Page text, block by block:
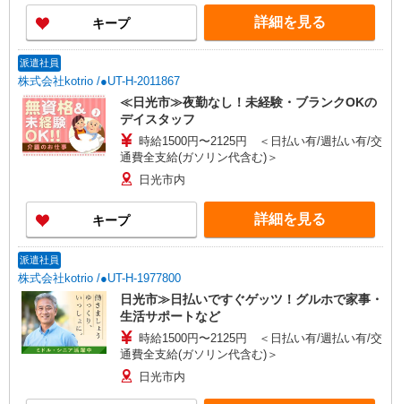
キープ 詳細を見る
派遣社員
株式会社kotrio /●UT-H-2011867
≪日光市≫夜勤なし！未経験・ブランクOKの
デイスタッフ
時給1500円〜2125円 ＜日払い有/週払い有/交
通費全支給(ガソリン代含む)＞
日光市内
キープ 詳細を見る
派遣社員
株式会社kotrio /●UT-H-1977800
日光市≫日払いですぐゲッツ！グルホで家事・
生活サポートなど
時給1500円〜2125円 ＜日払い有/週払い有/交
通費全支給(ガソリン代含む)＞
日光市内